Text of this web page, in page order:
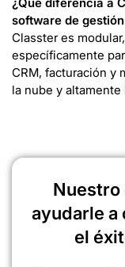
software de
Classter es
específicamente
CRM, facturación y
la nube y altamente
Nuestro
ayudarle
el